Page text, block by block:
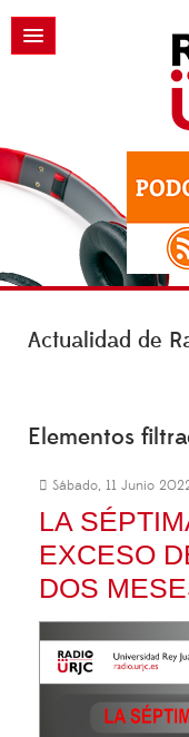
Actualidad de
Elementos
Sábado, 11 Junio
LA
EXCESO
DOS